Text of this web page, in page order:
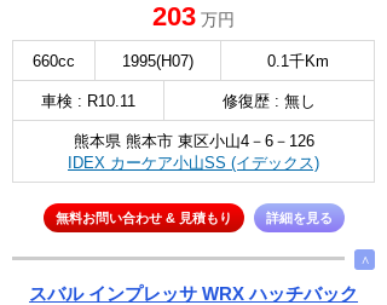
203 万円
660cc 1995(H07) 0.1千Km
車検 : R10.11 修復歴 : 無し
熊本県 熊本市 東区小山4－6－126
IDEX カーケア小山SS (イデックス)
無料お問い合わせ & 見積もり 詳細を見る
∧
スバル インプレッサ WRX ハッチバック